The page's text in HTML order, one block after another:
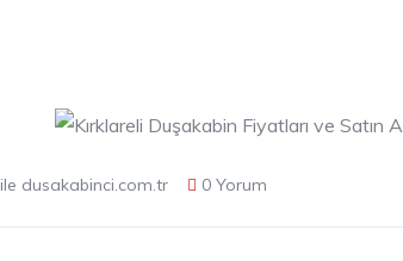
ile dusakabinci.com.tr 0 Yorum